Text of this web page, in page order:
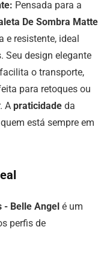
Pensada para a
De Sombra Matte
e resistente, ideal
Seu design elegante
o transporte,
para retoques ou
A praticidade da
está sempre em
- Belle Angel é um
perfis de